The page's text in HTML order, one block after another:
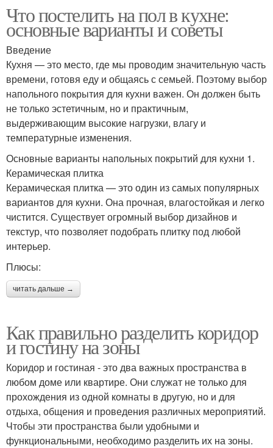
Что постелить на пол в кухне:
основные варианты и советы
Введение
Кухня — это место, где мы проводим значительную часть
времени, готовя еду и общаясь с семьей. Поэтому выбор
напольного покрытия для кухни важен. Он должен быть
не только эстетичным, но и практичным,
выдерживающим высокие нагрузки, влагу и
температурные изменения.
Основные варианты напольных покрытий для кухни 1.
Керамическая плитка
Керамическая плитка — это один из самых популярных
вариантов для кухни. Она прочная, влагостойкая и легко
чистится. Существует огромный выбор дизайнов и
текстур, что позволяет подобрать плитку под любой
интерьер.
Плюсы:
читать дальше →
Как правильно разделить коридор
и гостину на зоны
Коридор и гостиная - это два важных пространства в
любом доме или квартире. Они служат не только для
прохождения из одной комнаты в другую, но и для
отдыха, общения и проведения различных мероприятий.
Чтобы эти пространства были удобными и
функциональными, необходимо разделить их на зоны.